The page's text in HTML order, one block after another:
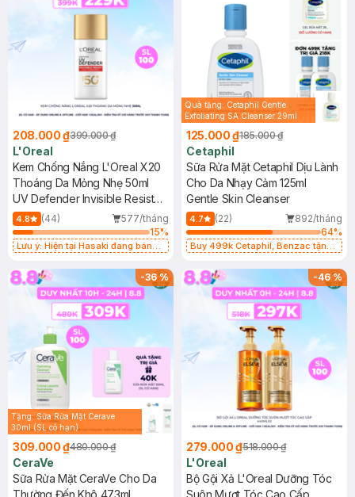
208.000 ₫399.000 ₫
L'Oreal
Kem Chống Nắng L'Oreal X20
Thoáng Da Mỏng Nhẹ 50ml
UV Defender Invisible Resist
Daily Sunscreen SPF50+
PA++++
4.8 (44)
577/tháng
15%
Lưu ý: Hiện tại Hasaki đang bán
Quà tặng: Cetaphil Gentle
Exfoliating SA Cleanser 29ml
125.000 ₫185.000 ₫
Cetaphil
Sữa Rửa Mặt Cetaphil Dịu Lành
Cho Da Nhạy Cảm 125ml
Gentle Skin Cleanser
4.7 (22)
892/tháng
64%
Buy 499k Cetaphil, Benzac tặng
hạn)
-36%
Tặng: Sữa Rửa Mặt Cerave
30ml (SL có hạn)
309.000 ₫480.000 ₫
CeraVe
Sữa Rửa Mặt CeraVe Cho Da
Thường Đến Khô 473ml
-46%
279.000 ₫518.000 ₫
L'Oreal
Bộ Gội Xả L'Oreal Dưỡng Tóc
Suôn Mượt Tóc Cao Cấp